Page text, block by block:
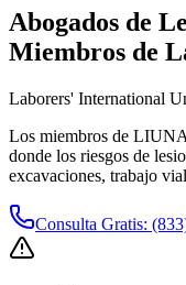
Abogados de
Miembros de
Laborers' International
Los miembros de
donde los riesgos de
excavaciones, trabajo
Consulta Gratis: